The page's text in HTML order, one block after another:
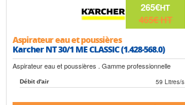
265€HT
465€HT
Aspirateur eau et poussières
Karcher NT 30/1 ME CLASSIC (1.428-568.0)
Aspirateur eau et poussières . Gamme professionnelle
Débit d'air 59 Litres/s